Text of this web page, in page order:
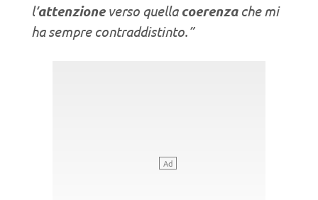
l’attenzioneverso quella coerenzache mi
ha sempre contraddistinto.”